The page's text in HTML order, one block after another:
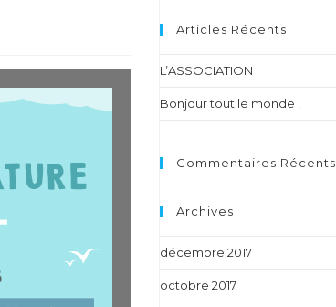
Articles Récents
L’ASSOCIATION
Bonjour tout le monde !
Commentaires Récents
Archives
décembre 2017
octobre 2017